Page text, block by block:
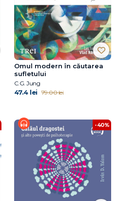
Omul modern în căutarea
sufletului
C.G. Jung
47.4 lei 79.00 lei
-40%